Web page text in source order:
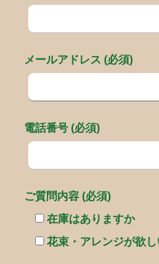
メールアドレス (必須)
電話番号 (必須)
ご質問内容 (必須)
在庫はありますか
花束・アレンジが欲し